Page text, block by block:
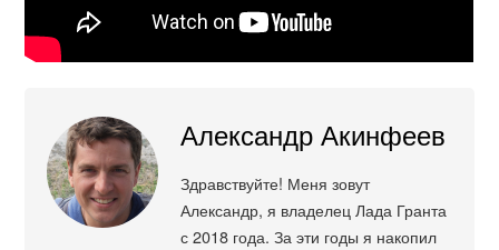
Александр Акинфеев
Здравствуйте! Меня зовут
Александр, я владелец Лада Гранта
с 2018 года. За эти годы я накопил